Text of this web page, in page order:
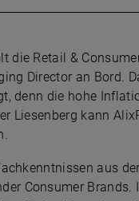
die Retail &
Director an Bord.
denn die hohe
Liesenberg kann
aus der
Consumer Brands.